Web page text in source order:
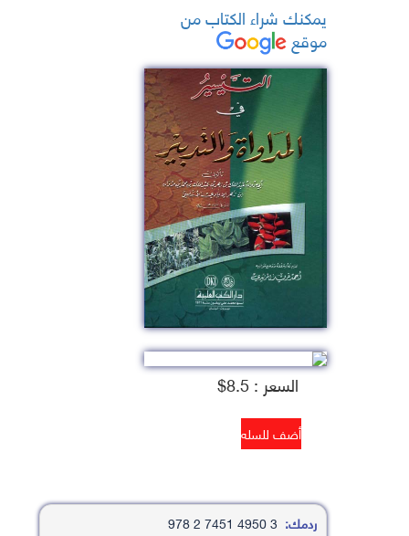
يمكنك شراء الكتاب من
موقع
السعر : 8.5$
ردمك: